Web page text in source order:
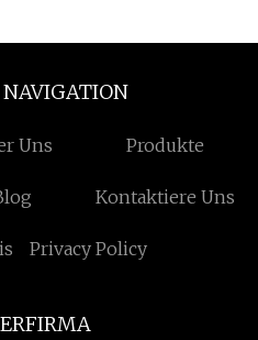
Uns Produkte
Kontaktiere Uns
Privacy Policy